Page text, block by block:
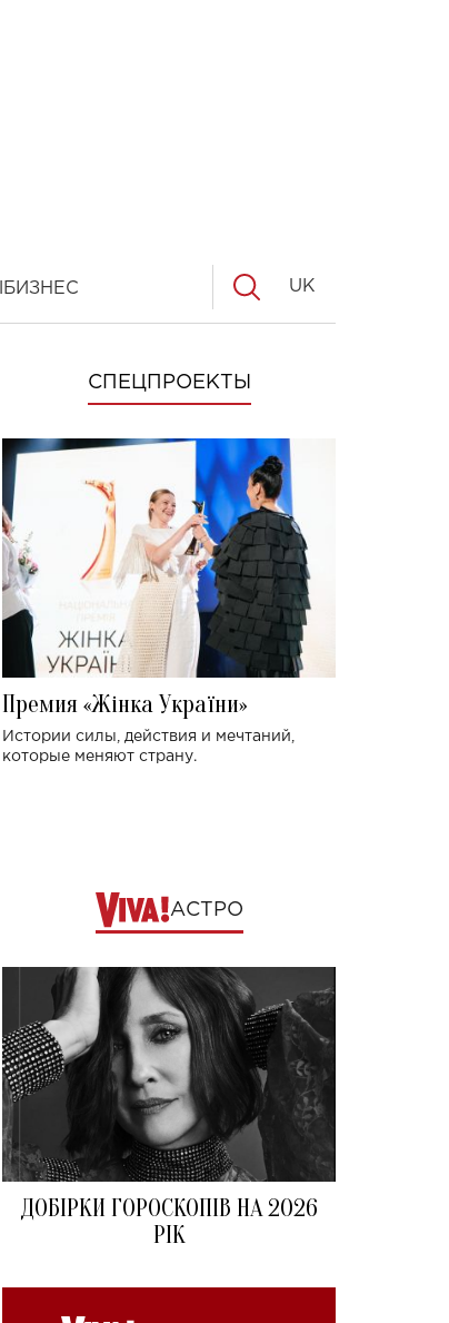
БИЗНЕС UK
СПЕЦПРОЕКТЫ
Премия «Жінка України»
Истории силы, действия и мечтаний,
которые меняют страну.
АСТРО
ДОБІРКИ ГОРОСКОПІВ НА 2026
РІК